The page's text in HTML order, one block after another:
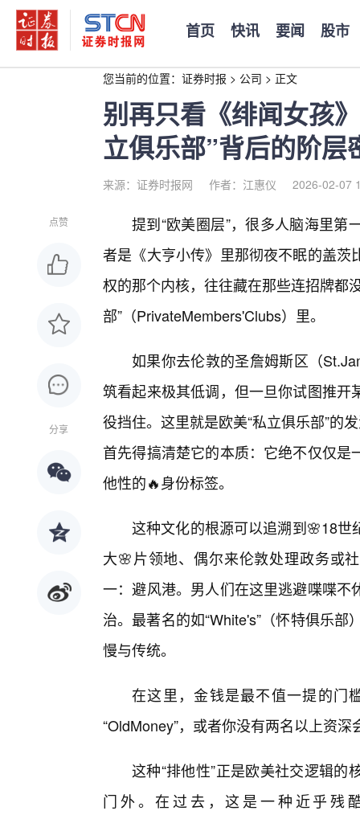
首页 快讯 要闻 股市
您当前的位置： 证券时报 > 公司 > 正文
别再只看《绯闻女孩
立俱乐部”背后的阶层
来源：证券时报网 作者：江惠仪 2026-02-07
点赞
分享
提到“欧美圈层”，很多人脑海里
者是《大亨小传》里那彻夜不眠的盖
权的那个内核，往往藏在那些连招牌
部”（PrivateMembers'Clubs）里。
如果你去伦敦的圣詹姆斯区（
筑看起来极其低调，但一旦你试图推
役挡住。这里就是欧美“私立俱乐部”的
首先得搞清楚它的本质：它绝不仅仅
他性的🔥身份标签。
这种文化的根源可以追溯到🌸18
大🌸片领地、偶尔来伦敦处理政务或
一：避风港。男人们在这里逃避喋喋
治。最著名的如“White's”（怀特俱乐
慢与传统。
在这里，金钱是最不值一提的门
“OldMoney”，或者你没有两名以上资
这种“排他性”正是欧美社交逻辑
门外。在过去，这是一种近乎残